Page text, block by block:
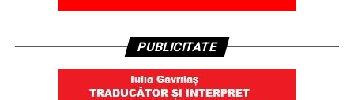
PUBLICITATE